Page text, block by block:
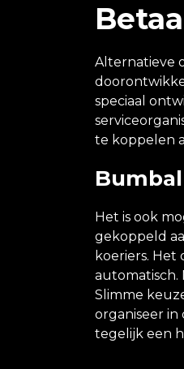
Alternatieve
speciaal
te koppelen
Het is ook
gekoppeld
koeriers.
automatisch.
Slimme
organiseer in
tegelijk een